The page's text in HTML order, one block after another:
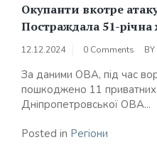
Окупанти вкотре
Постраждала 51-
12.12.2024 0 Comments BY
За даними ОВА, під час
пошкоджено 11 приватних
Дніпропетровської ОВА...
Posted in Регіони